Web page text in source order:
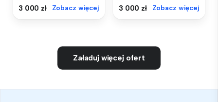
3 000 zł Zobacz więcej 3 000 zł Zobacz więcej
Załaduj więcej ofert